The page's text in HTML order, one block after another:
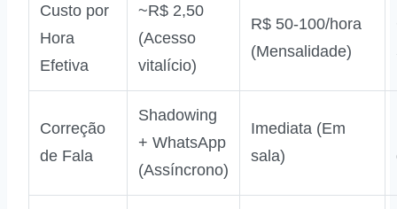
Custo por
Hora
Efetiva
~R$ 2,50
(Acesso
vitalício)
R$ 50-100/hora
(Mensalidade)
Correção
de Fala
Shadowing
+ WhatsApp
(Assíncrono)
Imediata (Em
sala)